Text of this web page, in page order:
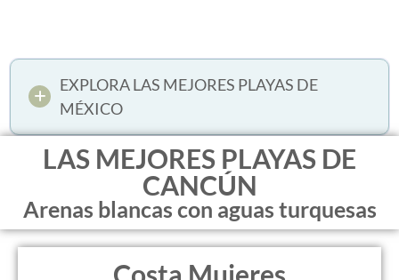
EXPLORA LAS MEJORES PLAYAS DE
MÉXICO
LAS MEJORES PLAYAS DE
CANCÚN
Arenas blancas con aguas turquesas